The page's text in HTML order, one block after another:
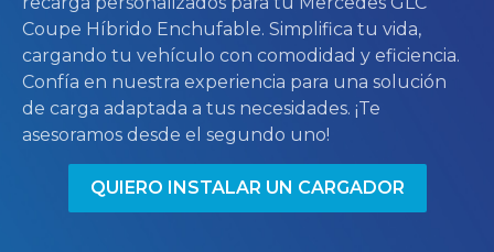
Coupe Híbrido Enchufable. Simplifica tu vida,
cargando tu vehículo con comodidad y eficiencia.
Confía en nuestra experiencia para una solución
de carga adaptada a tus necesidades. ¡Te
asesoramos desde el segundo uno!
QUIERO INSTALAR UN CARGADOR